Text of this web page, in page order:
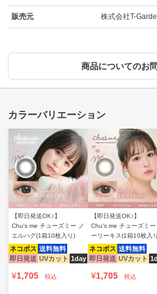
販売元 株式会社T-
商品についてのお
【即日発送OK♪】
Chu's me チューズミー ノ
エルハグ(1箱10枚入り)
ネコポス 送料無料
即日発送 UVカット 1day
¥1,705 税込
【即日発送OK♪】
Chu's me チューズミー
ーリーキス(1箱10枚入
ネコポス 送料無料
即日発送 UVカット
¥1,705 税込